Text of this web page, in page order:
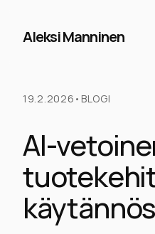
Aleksi Manninen
19.2.2026 • BLOGI
AI-